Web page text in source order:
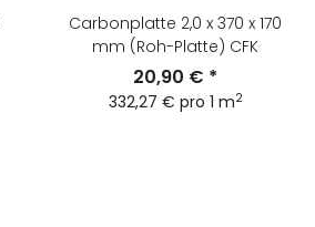
Carbonplatte 2,0 x 370 x 170
mm (Roh-Platte) CFK
20,90 € *
332,27 € pro 1 m2